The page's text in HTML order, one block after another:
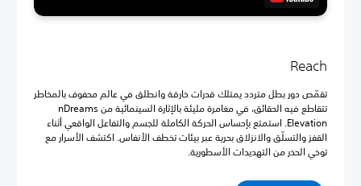
Reach
تقمّص دور بطل متردد يمتلك قدرات خارقة وانطلق في عالم محفوف بالمخاطر
تتقاطع فيه الحقائق، في مغامرة مليئة بالإثارة السينمائية من nDreams
Elevation. استمتع بإحساس الحركة الكاملة للجسم والتفاعل الواقعي أثناء
القفز والتسلّق والانزلاق بحرية عبر بيئات تخطف الأنفاس. اكتشف الأسرار مع
توخي الحذر من التهديدات الأسطورية.